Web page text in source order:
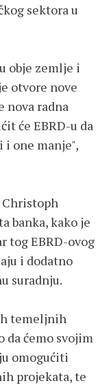
sektora u
obje zemlje i
otvore nove
radna
će EBRD-u da
i one manje",
Christoph
banka, kako je
tog EBRD-ovog
i dodatno
suradnju.
temeljnih
da ćemo svojim
omogućiti
projekata, te